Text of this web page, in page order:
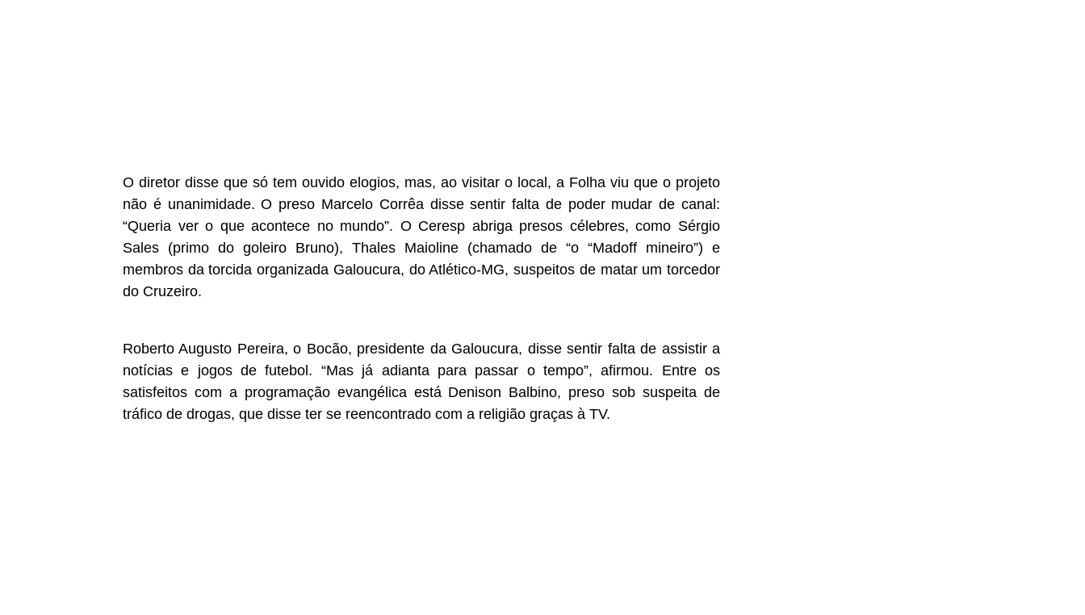
O diretor disse que só tem ouvido elogios, mas, ao visitar o local, a Folha viu que o projeto
não é unanimidade. O preso Marcelo Corrêa disse sentir falta de poder mudar de canal:
“Queria ver o que acontece no mundo”. O Ceresp abriga presos célebres, como Sérgio
Sales (primo do goleiro Bruno), Thales Maioline (chamado de “o “Madoff mineiro”) e
membros da torcida organizada Galoucura, do Atlético-MG, suspeitos de matar um torcedor
do Cruzeiro.
Roberto Augusto Pereira, o Bocão, presidente da Galoucura, disse sentir falta de assistir a
notícias e jogos de futebol. “Mas já adianta para passar o tempo”, afirmou. Entre os
satisfeitos com a programação evangélica está Denison Balbino, preso sob suspeita de
tráfico de drogas, que disse ter se reencontrado com a religião graças à TV.